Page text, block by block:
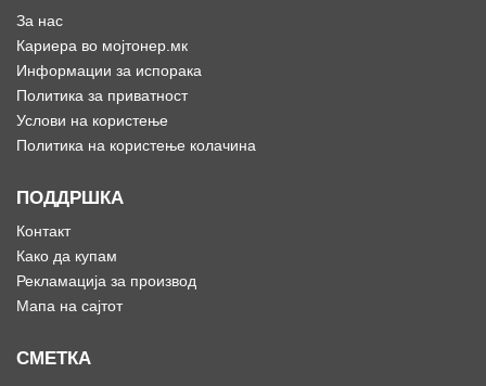
За нас
Кариера во мојтонер.мк
Информации за испорака
Политика за приватност
Услови на користење
Политика на користење колачина
ПОДДРШКА
Контакт
Како да купам
Рекламација за производ
Мапа на сајтот
СМЕТКА